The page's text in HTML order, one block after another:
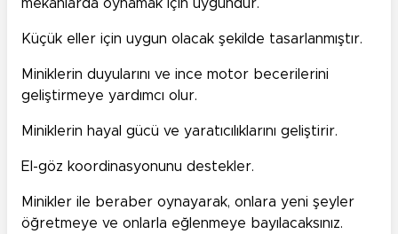
mekanlarda oynamak için uygundur.
Küçük eller için uygun olacak şekilde tasarlanmıştır.
Miniklerin duyularını ve ince motor becerilerini
geliştirmeye yardımcı olur.
Miniklerin hayal gücü ve yaratıcılıklarını geliştirir.
El-göz koordinasyonunu destekler.
Minikler ile beraber oynayarak, onlara yeni şeyler
öğretmeye ve onlarla eğlenmeye bayılacaksınız.